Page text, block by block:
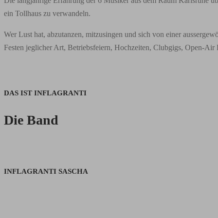
ein Tollhaus zu verwandeln.
Wer Lust hat, abzutanzen, mitzusingen und sich von einer
Festen jeglicher Art, Betriebsfeiern, Hochzeiten, Clubgigs, Open-
DAS IST INFLAGRANTI
Die Band
INFLAGRANTI SASCHA